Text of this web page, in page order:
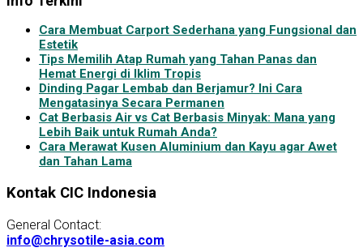
Cara Membuat Carport Sederhana yang Fungsional dan
Estetik
Tips Memilih Atap Rumah yang Tahan Panas dan
Hemat Energi di Iklim Tropis
Dinding Pagar Lembab dan Berjamur? Ini Cara
Mengatasinya Secara Permanen
Cat Berbasis Air vs Cat Berbasis Minyak: Mana yang
Lebih Baik untuk Rumah Anda?
Cara Merawat Kusen Aluminium dan Kayu agar Awet
dan Tahan Lama
Kontak CIC Indonesia
General Contact:
info@chrysotile-asia.com